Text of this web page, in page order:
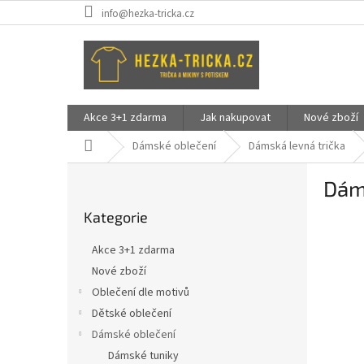
na
info@hezka-tricka.cz
Akce 3+1 zdarma Jak nakupovat Nové zboží
Domů Dámské oblečení Dámská levná trička
kategorie
Kategorie
Akce 3+1 zdarma
Nové zboží
Oblečení dle motivů
Dětské oblečení
Dámské oblečení
Dámské tuniky